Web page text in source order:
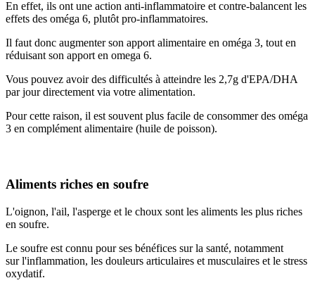
En effet, ils ont une action anti-inflammatoire et contre-balancent les
effets des oméga 6, plutôt pro-inflammatoires.
Il faut donc augmenter son apport alimentaire en oméga 3, tout en
réduisant son apport en omega 6.
Vous pouvez avoir des difficultés à atteindre les 2,7g d'EPA/DHA
par jour directement via votre alimentation.
Pour cette raison, il est souvent plus facile de consommer des oméga
3 en complément alimentaire (huile de poisson).
Aliments riches en soufre
L'oignon, l'ail, l'asperge et le choux sont les aliments les plus riches
en soufre.
Le soufre est connu pour ses bénéfices sur la santé, notamment
sur l'inflammation, les douleurs articulaires et musculaires et le stress
oxydatif.